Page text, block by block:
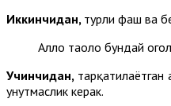
Иккинчидан, турли фаҳш ва
Аллоҳ таоло бундай
Учинчидан,
унутмаслик керак.